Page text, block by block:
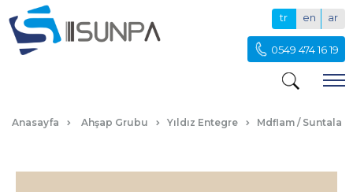
tr en ar
0549 474 16 19
Anasayfa Ahşap Grubu Yıldız Entegre Mdflam / Suntalam